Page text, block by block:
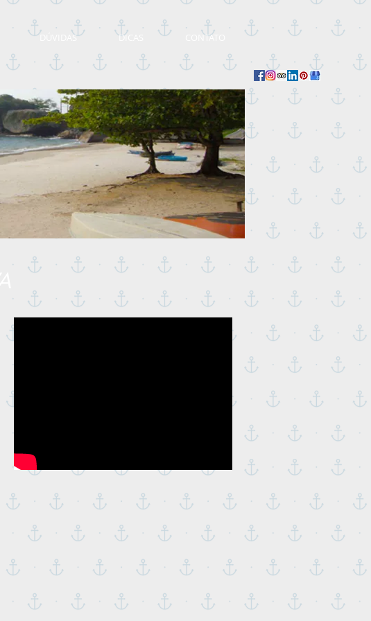
DÚVIDAS DICAS CONTATO